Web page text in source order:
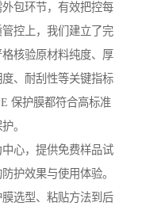
包环节，有效把控每
控上，我们建立了完
核验原材料纯度、厚
、耐刮性等关键指标
保护膜都符合高标准
。
心，提供免费样品试
护效果与使用体验。
选型、粘贴方法到后